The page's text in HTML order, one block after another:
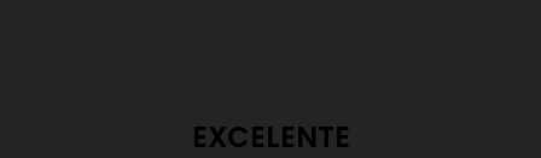
EXCELENTE